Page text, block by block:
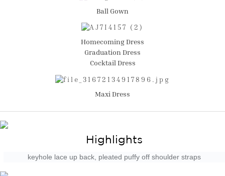
Ball Gown
Homecoming Dress
Graduation Dress
Cocktail Dress
Maxi Dress
Highlights
keyhole lace up back, pleated puffy off shoulder straps